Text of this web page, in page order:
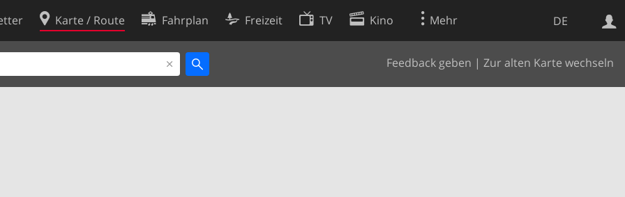
DE
Karte / Route Fahrplan Freizeit TV Kino Mehr
Feedback geben | Zur alten Karte wechseln
Websuche
Cookie-Richtlinie
Cookie-Einstellungen